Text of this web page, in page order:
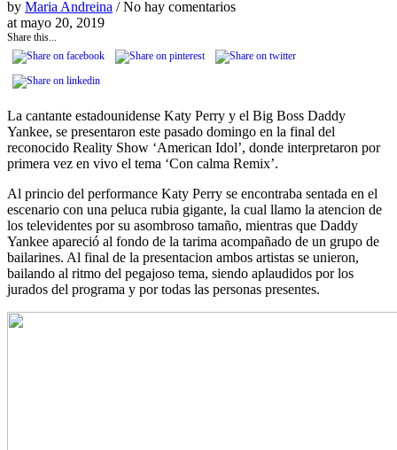
by Maria Andreina / No hay comentarios
at mayo 20, 2019
Share this...
La cantante estadounidense Katy Perry y el Big Boss Daddy
Yankee, se presentaron este pasado domingo en la final del
reconocido Reality Show ‘American Idol’, donde interpretaron por
primera vez en vivo el tema ‘Con calma Remix’.
Al princio del performance Katy Perry se encontraba sentada en el
escenario con una peluca rubia gigante, la cual llamo la atencion de
los televidentes por su asombroso tamaño, mientras que Daddy
Yankee apareció al fondo de la tarima acompañado de un grupo de
bailarines. Al final de la presentacion ambos artistas se unieron,
bailando al ritmo del pegajoso tema, siendo aplaudidos por los
jurados del programa y por todas las personas presentes.